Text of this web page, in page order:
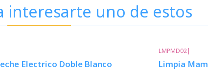
interesarte uno de estos
Electrico Doble Blanco
LMPMD02|
Limpia